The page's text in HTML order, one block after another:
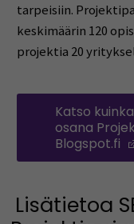
tarpeisiin.
keskimäärin 120
projektia 20
Katso
osana
Blogspot.fi
Lisätietoa